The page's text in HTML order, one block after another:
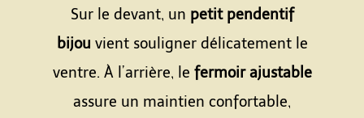
Sur le devant, un petit pendentif
bijou vient souligner délicatement le
ventre. À l’arrière, le fermoir ajustable
assure un maintien confortable,